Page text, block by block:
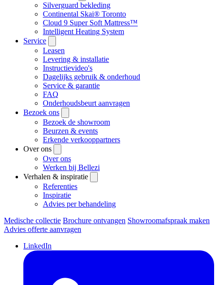
Silverguard bekleding
Continental Skai® Toronto
Cloud 9 Super Soft Mattress™
Intelligent Heating System
Service
Leasen
Levering & installatie
Instructievideo's
Dagelijks gebruik & onderhoud
Service & garantie
FAQ
Onderhoudsbeurt aanvragen
Bezoek ons
Bezoek de showroom
Beurzen & events
Erkende verkooppartners
Over ons
Over ons
Werken bij Bellezi
Verhalen & inspiratie
Referenties
Inspiratie
Advies per behandeling
Medische collectie Brochure ontvangen Showroomafspraak maken
Advies offerte aanvragen
LinkedIn